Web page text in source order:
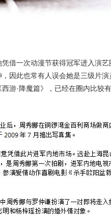
借一次动漫节获得冠军进入演
因此也常有人误会她是三级片
游·降魔篇》，已经在圈内比较